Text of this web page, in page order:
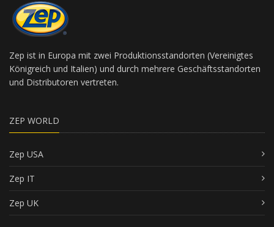
Zep ist in Europa mit zwei Produktionsstandorten (Vereinigtes
Königreich und Italien) und durch mehrere Geschäftsstandorten
und Distributoren vertreten.
ZEP WORLD
Zep USA
Zep IT
Zep UK